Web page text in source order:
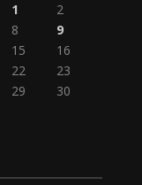
1
2
8
9
15
16
22
23
29
30